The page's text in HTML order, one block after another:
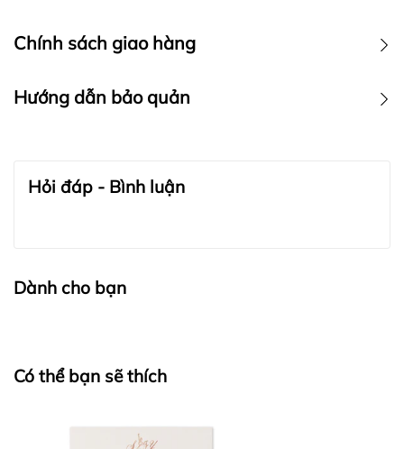
Chính sách giao hàng
Hướng dẫn bảo quản
Hỏi đáp - Bình luận
Dành cho bạn
Có thể bạn sẽ thích